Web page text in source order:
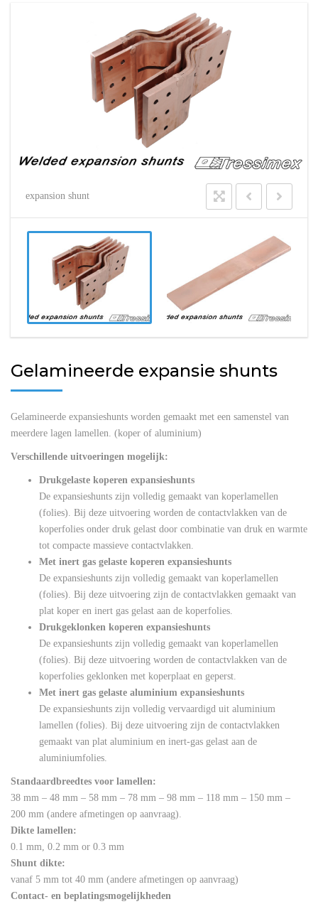
expansion shunt
Gelamineerde expansie shunts
Gelamineerde expansieshunts worden gemaakt met een samenstel van
meerdere lagen lamellen. (koper of aluminium)
Verschillende uitvoeringen mogelijk:
Drukgelaste koperen expansieshunts
De expansieshunts zijn volledig gemaakt van koperlamellen
(folies). Bij deze uitvoering worden de contactvlakken van de
koperfolies onder druk gelast door combinatie van druk en warmte
tot compacte massieve contactvlakken.
Met inert gas gelaste koperen expansieshunts
De expansieshunts zijn volledig gemaakt van koperlamellen
(folies). Bij deze uitvoering zijn de contactvlakken gemaakt van
plat koper en inert gas gelast aan de koperfolies.
Drukgeklonken koperen expansieshunts
De expansieshunts zijn volledig gemaakt van koperlamellen
(folies). Bij deze uitvoering worden de contactvlakken van de
koperfolies geklonken met koperplaat en geperst.
Met inert gas gelaste aluminium expansieshunts
De expansieshunts zijn volledig vervaardigd uit aluminium
lamellen (folies). Bij deze uitvoering zijn de contactvlakken
gemaakt van plat aluminium en inert-gas gelast aan de
aluminiumfolies.
Standaardbreedtes voor lamellen:
38 mm – 48 mm – 58 mm – 78 mm – 98 mm – 118 mm – 150 mm –
200 mm (andere afmetingen op aanvraag).
Dikte lamellen:
0.1 mm, 0.2 mm or 0.3 mm
Shunt dikte:
vanaf 5 mm tot 40 mm (andere afmetingen op aanvraag)
Contact- en beplatingsmogelijkheden